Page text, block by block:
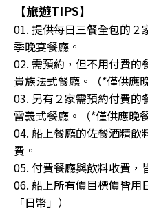
【旅遊TIPS】
01. 提供每日三餐全包的
季晚宴餐廳。
02. 需預約，但不用付費
貴族法式餐廳。（*僅供應晚
03. 另有２家需預約付費
雷義式餐廳。（*僅供應晚餐
04. 船上餐廳的佐餐酒精飲
費。
05. 付費餐廳與飲料收費，
06. 船上所有價目標價皆用
「日幣」）